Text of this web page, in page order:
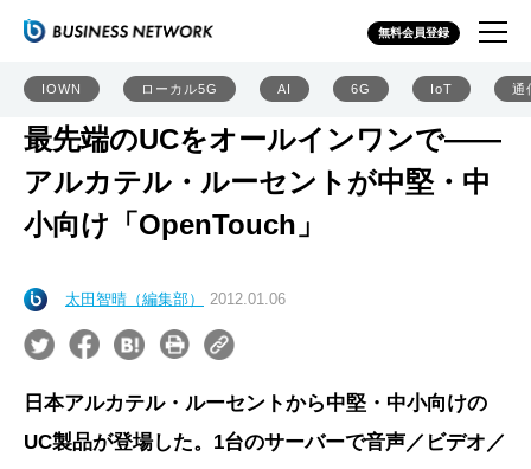
無料会員登録
IOWN ローカル5G AI 6G IoT 通
最先端のUCをオールインワンで――
アルカテル・ルーセントが中堅・中
小向け「OpenTouch」
太田智晴（編集部） 2012.01.06
日本アルカテル・ルーセントから中堅・中小向けの
UC製品が登場した。1台のサーバーで音声／ビデオ／